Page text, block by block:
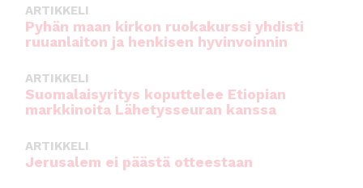
k
ARTIKKELI
Pyhän maan kirkon ruokakurssi yhdisti
ruuanlaiton ja henkisen hyvinvoinnin
ARTIKKELI
Suomalaisyritys koputtelee Etiopian
markkinoita Lähetysseuran kanssa
ARTIKKELI
Jerusalem ei päästä otteestaan